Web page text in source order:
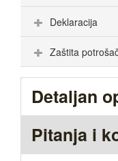
Deklaracija
Zaštita
Detaljan
Pitanja i